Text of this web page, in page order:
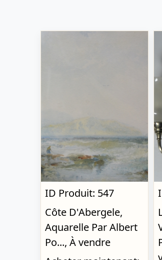
ID Produit: 547
Côte D'Abergele,
Aquarelle Par Albert
Po..., À vendre